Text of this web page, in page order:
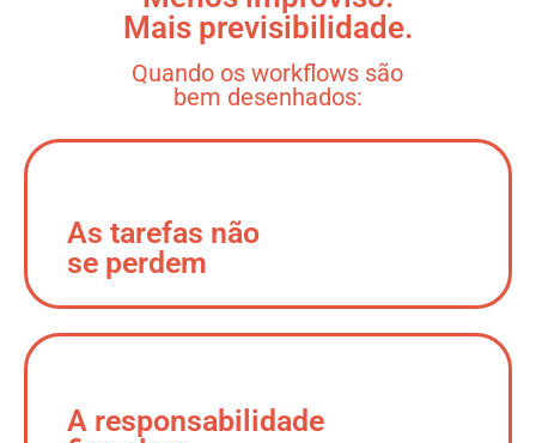
Mais previsibilidade.
Quando os workflows são
bem desenhados:
As tarefas não
se perdem
A responsabilidade